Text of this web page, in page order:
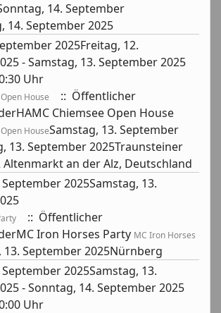
14. September
14. September 2025
2025Freitag, 12.
- Samstag, 13. September 2025
Uhr
House
:: Öffentlicher
Chiemsee Open House
HouseSamstag, 13. September
13. September 2025Traunsteiner
Altenmarkt an der Alz, Deutschland
2025Samstag, 13.
:: Öffentlicher
Iron Horses Party MC Iron Horses
13. September 2025Nürnberg
2025Samstag, 13.
- Sonntag, 14. September 2025
Uhr